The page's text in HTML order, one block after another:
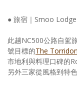
● 旅宿｜Smoo
此趟NC500公路自駕
號目標的The Torridon
市地利與料理口碑的
另外三家從風格到特